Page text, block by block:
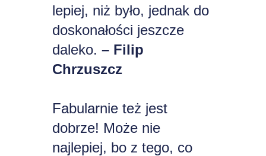
lepiej, niż było, jednak do
doskonałości jeszcze
daleko. – Filip
Chrzuszcz
Fabularnie też jest
dobrze! Może nie
najlepiej, bo z tego, co